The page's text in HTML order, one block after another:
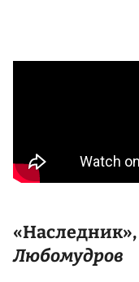
«Наследник»,
Любомудров